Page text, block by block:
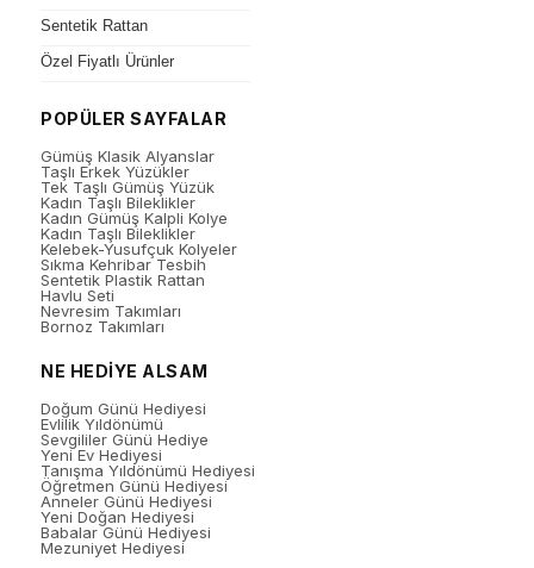
Sentetik Rattan
Özel Fiyatlı Ürünler
POPÜLER SAYFALAR
Gümüş Klasik Alyanslar
Taşlı Erkek Yüzükler
Tek Taşlı Gümüş Yüzük
Kadın Taşlı Bileklikler
Kadın Gümüş Kalpli Kolye
Kadın Taşlı Bileklikler
Kelebek-Yusufçuk Kolyeler
Sıkma Kehribar Tesbih
Sentetik Plastik Rattan
Havlu Seti
Nevresim Takımları
Bornoz Takımları
NE HEDİYE ALSAM
Doğum Günü Hediyesi
Evlilik Yıldönümü
Sevgililer Günü Hediye
Yeni Ev Hediyesi
Tanışma Yıldönümü Hediyesi
Öğretmen Günü Hediyesi
Anneler Günü Hediyesi
Yeni Doğan Hediyesi
Babalar Günü Hediyesi
Mezuniyet Hediyesi